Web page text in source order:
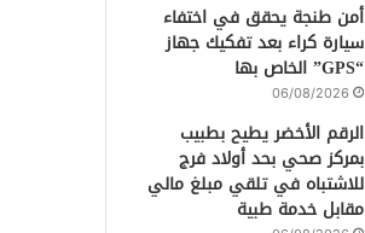
أمن طنجة يحقق في اختفاء
سيارة كراء بعد تفكيك جهاز
“GPS” الخاص بها
06/08/2026
الرقم الأخضر يطيح بطبيب
بمركز صحي بحد أولاد فرج
للاشتباه في تلقي مبلغ مالي
مقابل خدمة طبية